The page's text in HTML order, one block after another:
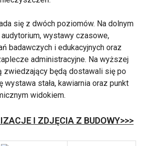
się z dwóch poziomów. Na dolnym
wystawy czasowe,
badawczych i edukacyjnych oraz
administracyjne. Na wyższej
zwiedzający będą dostawali się po
wystawa stała, kawiarnia oraz punkt
widokiem.
I ZDJĘCIA Z BUDOWY>>>